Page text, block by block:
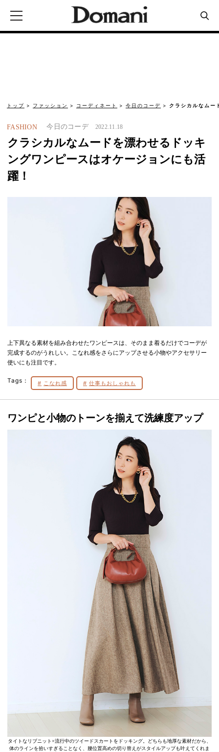
トップ ファッション コーディネート 今日のコーデ クラシカルなムー
FASHION 今日のコーデ 2022.11.18
クラシカルなムードを漂わせるドッキ
ングワンピースはオケージョンにも活
躍！
上下異なる素材を組み合わせたワンピースは、そのまま着るだけでコーデが
完成するのがうれしい。こなれ感をさらにアップさせる小物やアクセサリー
使いにも注目です。
Tags： こなれ感 仕事もおしゃれも
ワンピと小物のトーンを揃えて洗練度アップ
タイトなリブニット×流行中のツイードスカートをドッキング。どちらも地厚な素材だから、
体のラインを拾いすぎることなく、腰位置高めの切り替えがスタイルアップも叶えてくれま